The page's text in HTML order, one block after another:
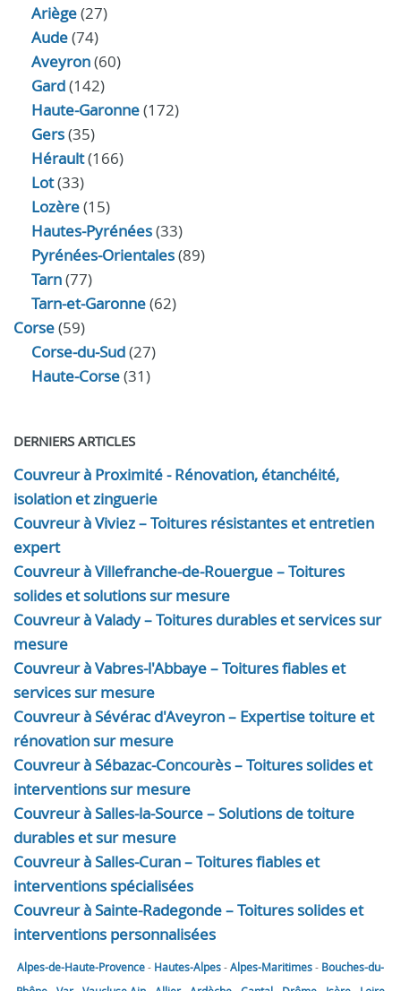
Ariège(27)
Aude(74)
Aveyron(60)
Gard(142)
Haute-Garonne(172)
Gers(35)
Hérault(166)
Lot(33)
Lozère(15)
Hautes-Pyrénées(33)
Pyrénées-Orientales(89)
Tarn(77)
Tarn-et-Garonne(62)
Corse(59)
Corse-du-Sud(27)
Haute-Corse(31)
DERNIERS ARTICLES
Couvreur à Proximité - Rénovation, étanchéité,
isolation et zinguerie
Couvreur à Viviez – Toitures résistantes et entretien
expert
Couvreur à Villefranche-de-Rouergue – Toitures
solides et solutions sur mesure
Couvreur à Valady – Toitures durables et services sur
mesure
Couvreur à Vabres-l'Abbaye – Toitures fiables et
services sur mesure
Couvreur à Sévérac d'Aveyron – Expertise toiture et
rénovation sur mesure
Couvreur à Sébazac-Concourès – Toitures solides et
interventions sur mesure
Couvreur à Salles-la-Source – Solutions de toiture
durables et sur mesure
Couvreur à Salles-Curan – Toitures fiables et
interventions spécialisées
Couvreur à Sainte-Radegonde – Toitures solides et
interventions personnalisées
Alpes-de-Haute-Provence- Hautes-Alpes-Alpes-Maritimes- Bouches-du-